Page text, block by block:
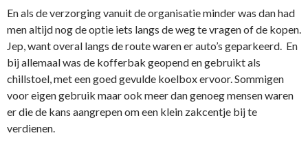
En als de verzorging vanuit de organisatie minder was dan had
men altijd nog de optie iets langs de weg te vragen of de kopen.
Jep, want overal langs de route waren er auto’s geparkeerd. En
bij allemaal was de kofferbak geopend en gebruikt als
chillstoel, met een goed gevulde koelbox ervoor. Sommigen
voor eigen gebruik maar ook meer dan genoeg mensen waren
er die de kans aangrepen om een klein zakcentje bij te
verdienen.